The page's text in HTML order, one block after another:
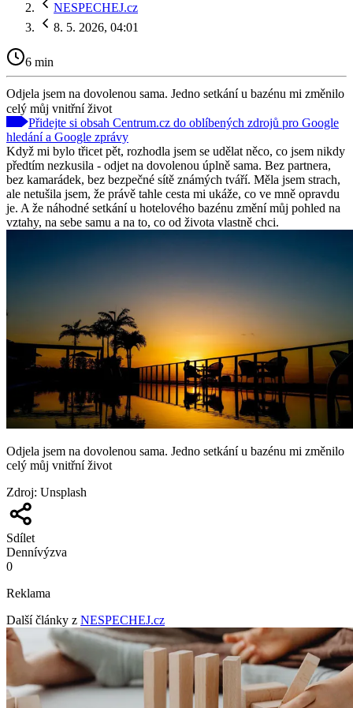
NESPECHEJ.cz
8. 5. 2026, 04:01
6 min
Odjela jsem na dovolenou sama. Jedno setkání u bazénu mi změnilo
celý můj vnitřní život
Přidejte si obsah Centrum.cz do oblíbených zdrojů pro Google
hledání a Google zprávy
Když mi bylo třicet pět, rozhodla jsem se udělat něco, co jsem nikdy
předtím nezkusila - odjet na dovolenou úplně sama. Bez partnera,
bez kamarádek, bez bezpečné sítě známých tváří. Měla jsem strach,
ale netušila jsem, že právě tahle cesta mi ukáže, co ve mně opravdu
je. A že náhodné setkání u hotelového bazénu změní můj pohled na
vztahy, na sebe samu a na to, co od života vlastně chci.
Odjela jsem na dovolenou sama. Jedno setkání u bazénu mi změnilo
celý můj vnitřní život
Zdroj: Unsplash
Sdílet
Dennívýzva
0
Reklama
Další články z NESPECHEJ.cz